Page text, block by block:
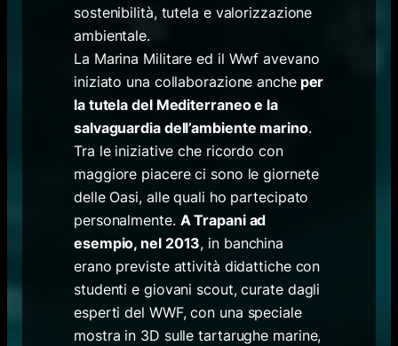
sostenibilità, tutela e valorizzazione
ambientale.
La Marina Militare ed il Wwf avevano
iniziato una collaborazione ancheper
la tutela del Mediterraneo e la
salvaguardia dell’ambiente marino.
Tra le iniziative che ricordo con
maggiore piacere ci sono le giornete
delle Oasi, alle quali ho partecipato
personalmente. A Trapani ad
esempio, nel 2013, in banchina
erano previste attività didattiche con
studenti e giovani scout, curate dagli
esperti del WWF, con una speciale
mostra in 3D sulle tartarughe marine,